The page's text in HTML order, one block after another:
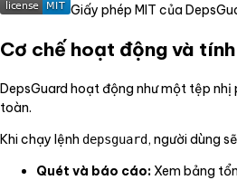
Giấy phép MIT của
Cơ chế hoạt động và
DepsGuard hoạt động như một tệp
toàn.
Khi chạy lệnh depsguard, người dùng
Quét và báo cáo: Xem bảng